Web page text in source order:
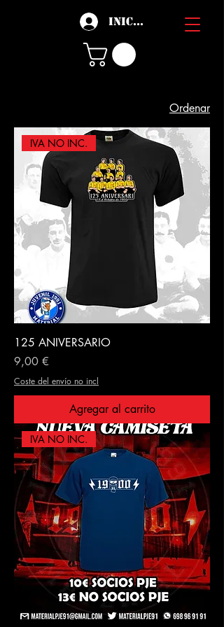
Iniciar sesión
Ordenar
IVA NO INC.
125 ANIVERSARIO
Precio
9,00 €
Coste del envío no incl
Agregar al carrito
IVA NO INC.